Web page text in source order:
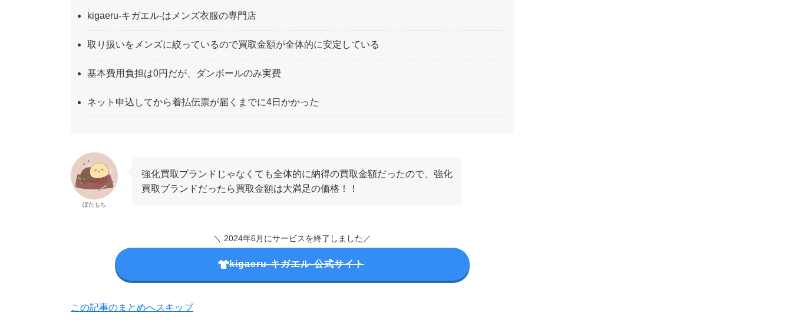
kigaeru-キガエル-はメンズ衣服の専門店
取り扱いをメンズに絞っているので買取金額が全体的に安定している
基本費用負担は0円だが、ダンボールのみ実費
ネット申込してから着払伝票が届くまでに4日かかった
ぼたもち
強化買取ブランドじゃなくても全体的に納得の買取金額だったので、強化
買取ブランドだったら買取金額は大満足の価格！！
＼ 2024年6月にサービスを終了しました／
kigaeru-キガエル-公式サイト
この記事のまとめへスキップ